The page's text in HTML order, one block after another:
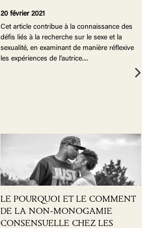
20 février 2021
Cet article contribue à la connaissance des
défis liés à la recherche sur le sexe et la
sexualité, en examinant de manière réflexive
les expériences de l’autrice....
LE POURQUOI ET LE COMMENT
DE LA NON-MONOGAMIE
CONSENSUELLE CHEZ LES